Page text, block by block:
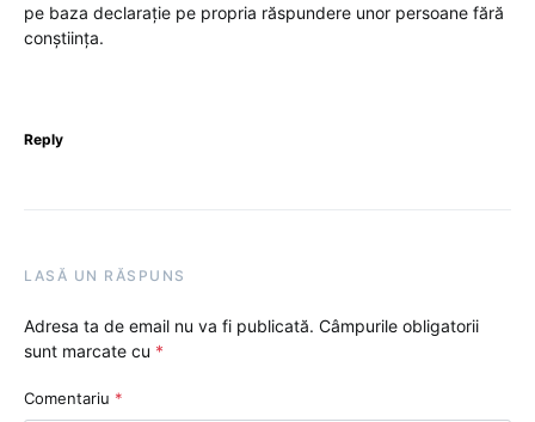
pe baza declarație pe propria răspundere unor persoane fără
conștiința.
Reply
LASĂ UN RĂSPUNS
Adresa ta de email nu va fi publicată. Câmpurile obligatorii
sunt marcate cu *
Comentariu *